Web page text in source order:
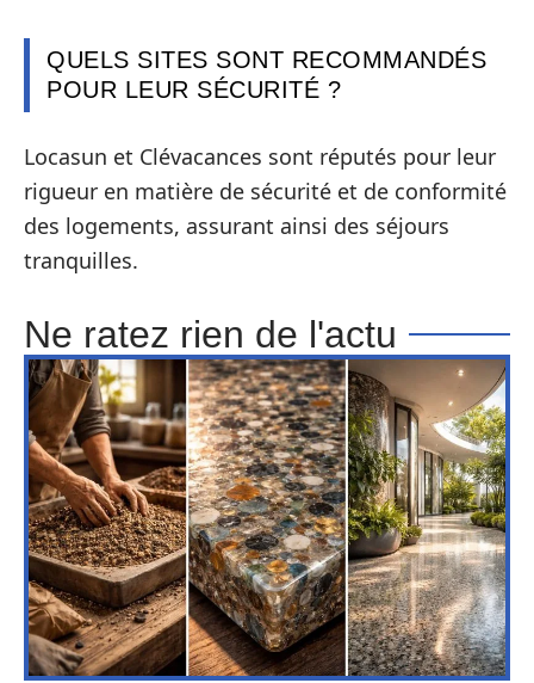
QUELS SITES SONT RECOMMANDÉS
POUR LEUR SÉCURITÉ ?
Locasun et Clévacances sont réputés pour leur
rigueur en matière de sécurité et de conformité
des logements, assurant ainsi des séjours
tranquilles.
Ne ratez rien de l'actu